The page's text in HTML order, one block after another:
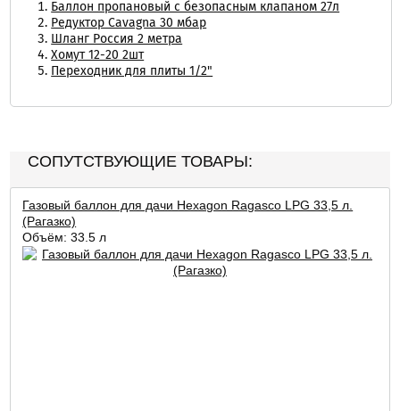
ОТЗЫВЫ
Баллон пропановый с безопасным клапаном 27л
Редуктор Cavagna 30 мбар
Шланг Россия 2 метра
Хомут 12-20 2шт
Переходник для плиты 1/2"
СОПУТСТВУЮЩИЕ ТОВАРЫ:
Газовый баллон для дачи Hexagon Ragasco LPG 33,5 л.
(Рагазко)
Объём: 33,5 л